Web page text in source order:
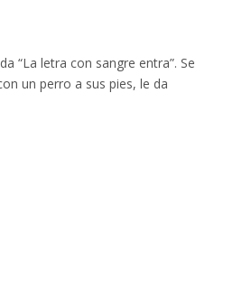
“La letra con sangre entra”. Se
un perro a sus pies, le da